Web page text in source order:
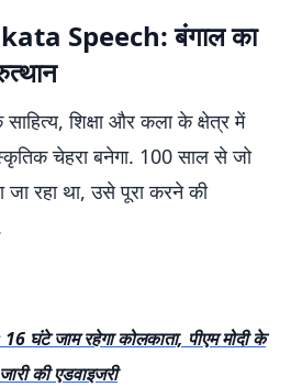
Speech: बंगाल का
साहित्य, शिक्षा और कला के क्षेत्र में
चेहरा बनेगा. 100 साल से जो
जा रहा था, उसे पूरा करने की
घंटे जाम रहेगा कोलकाता, पीएम मोदी के
की एडवाइजरी